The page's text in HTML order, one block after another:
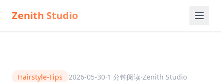
Zenith Studio
Hairstyle-Tips 2026-05-30·1 分钟阅读·Zenith Studio